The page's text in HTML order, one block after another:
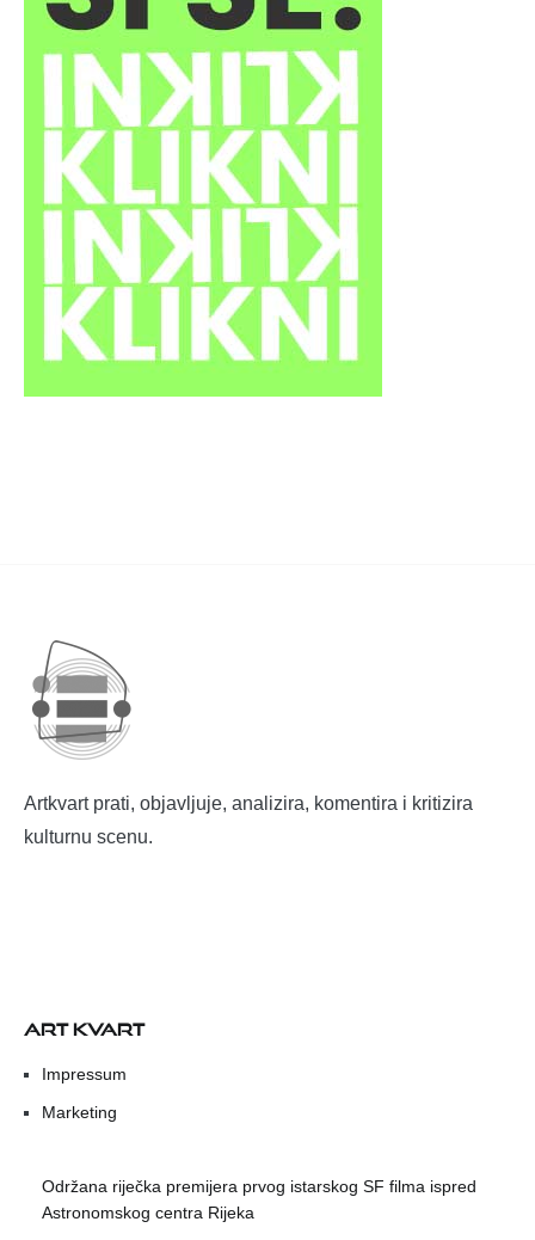
Artkvart prati, objavljuje, analizira, komentira i kritizira
kulturnu scenu.
ART KVART
Impressum
Marketing
Održana riječka premijera prvog istarskog SF filma ispred
Astronomskog centra Rijeka